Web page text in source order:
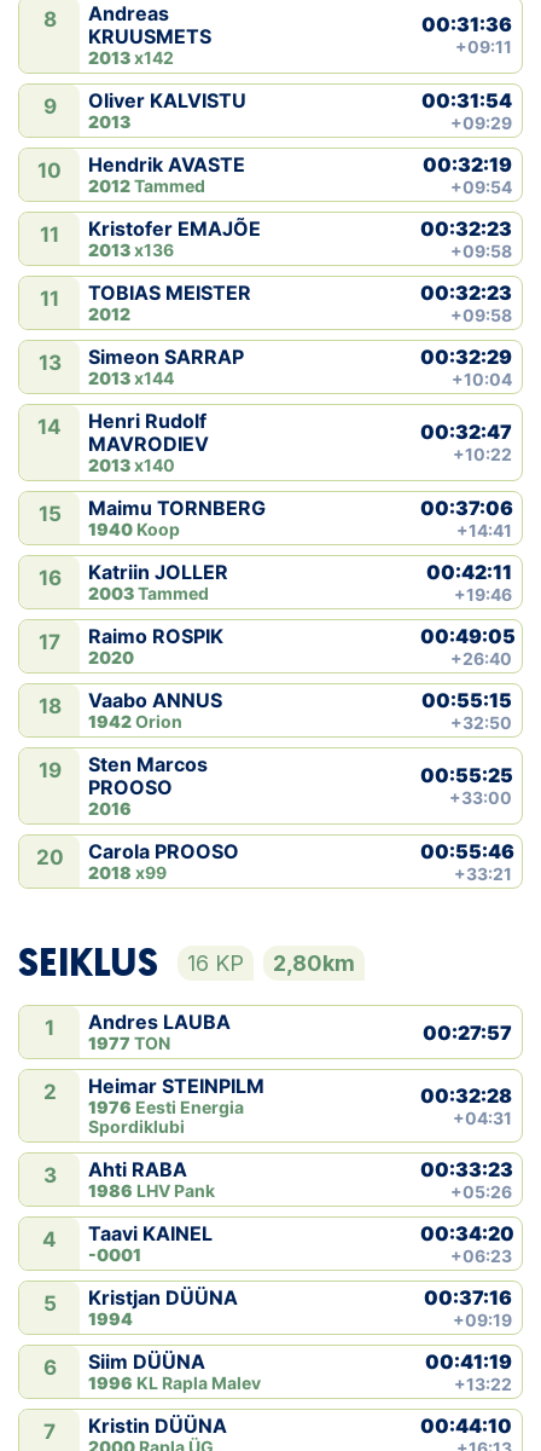
8
Andreas
KRUUSMETS
2013x142
00:31:36
+09:11
9 Oliver KALVISTU
2013
00:31:54
+09:29
10 Hendrik AVASTE
2012Tammed
00:32:19
+09:54
11 Kristofer EMAJÕE
2013x136
00:32:23
+09:58
11 TOBIAS MEISTER
2012
00:32:23
+09:58
13 Simeon SARRAP
2013x144
00:32:29
+10:04
14
Henri Rudolf
MAVRODIEV
2013x140
00:32:47
+10:22
15 Maimu TORNBERG
1940 Koop
00:37:06
+14:41
16 Katriin JOLLER
2003Tammed
00:42:11
+19:46
17 Raimo ROSPIK
2020
00:49:05
+26:40
18 Vaabo ANNUS
1942Orion
00:55:15
+32:50
19
Sten Marcos
PROOSO
2016
00:55:25
+33:00
20 Carola PROOSO
2018 x99
00:55:46
+33:21
SEIKLUS 16 KP 2,80km
1 Andres LAUBA
1977 TON 00:27:57
2 Heimar STEINPILM
1976 Eesti Energia
Spordiklubi
00:32:28
+04:31
3 Ahti RABA
1986 LHV Pank
00:33:23
+05:26
4 Taavi KAINEL
-0001
00:34:20
+06:23
5 Kristjan DÜÜNA
1994
00:37:16
+09:19
6 Siim DÜÜNA
1996 KL Rapla Malev
00:41:19
+13:22
7 Kristin DÜÜNA
2000 Rapla ÜG
00:44:10